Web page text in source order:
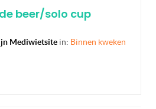
beer/solo cup
Mediwietsite in: Binnen kweken